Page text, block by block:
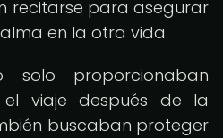
recitarse para asegurar
en la otra vida.
solo proporcionaban
el viaje después de la
buscaban proteger